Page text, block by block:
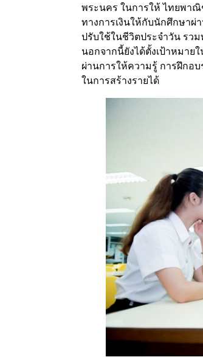
พระนคร ในการให้ ไทยพาณิ
ทางการเงินให้กับนักศึกษาผ่
ปรับใช้ในชีวิตประจำวัน รว
นอกจากนี้ยังได้ตั้งเป้าหมาย
ผ่านการให้ความรู้ การฝึกอ
ในการสร้างรายได้